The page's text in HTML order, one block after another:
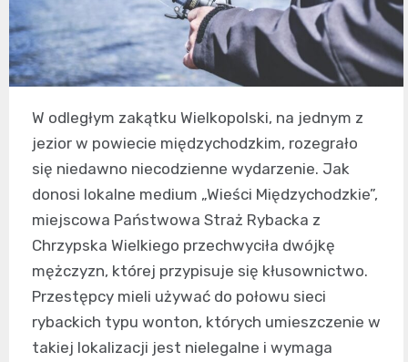
W odległym zakątku Wielkopolski, na jednym z
jezior w powiecie międzychodzkim, rozegrało
się niedawno niecodzienne wydarzenie. Jak
donosi lokalne medium „Wieści Międzychodzkie”,
miejscowa Państwowa Straż Rybacka z
Chrzypska Wielkiego przechwyciła dwójkę
mężczyzn, której przypisuje się kłusownictwo.
Przestępcy mieli używać do połowu sieci
rybackich typu wonton, których umieszczenie w
takiej lokalizacji jest nielegalne i wymaga